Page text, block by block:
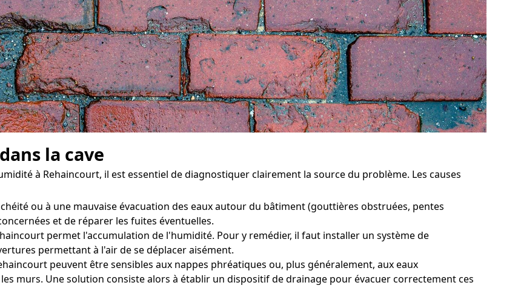
la cave
à Rehaincourt, il est essentiel de diagnostiquer clairement la source du problème. Les causes
ou à une mauvaise évacuation des eaux autour du bâtiment (gouttières obstruées, pentes
et de réparer les fuites éventuelles.
permet l'accumulation de l'humidité. Pour y remédier, il faut installer un système de
permettant à l'air de se déplacer aisément.
peuvent être sensibles aux nappes phréatiques ou, plus généralement, aux eaux
murs. Une solution consiste alors à établir un dispositif de drainage pour évacuer correctement ces